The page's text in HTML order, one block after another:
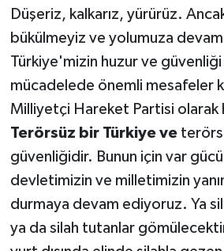
Düşeriz, kalkarız, yürürüz.
bükülmeyiz ve yolumuza
Türkiye'mizin huzur ve
mücadelede önemli mesafeler
Milliyetçi Hareket Partisi
Terörsüz bir Türkiye ve
güvenliğidir. Bunun için var
devletimizin ve milletimizin
durmaya devam ediyoruz. Ya
ya da silah tutanlar